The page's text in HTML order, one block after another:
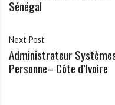
Sénégal
Next Post
Administrateur
Personne– Côte d’Ivoire